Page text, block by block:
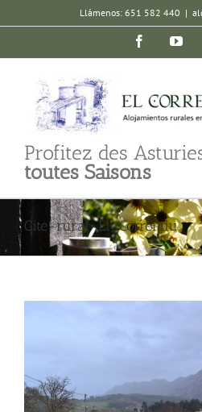
to
Llámenos: 651 582 440 |
Facebook
Profitez des
toutes Saisons
Gite-rural-El-Correntiu